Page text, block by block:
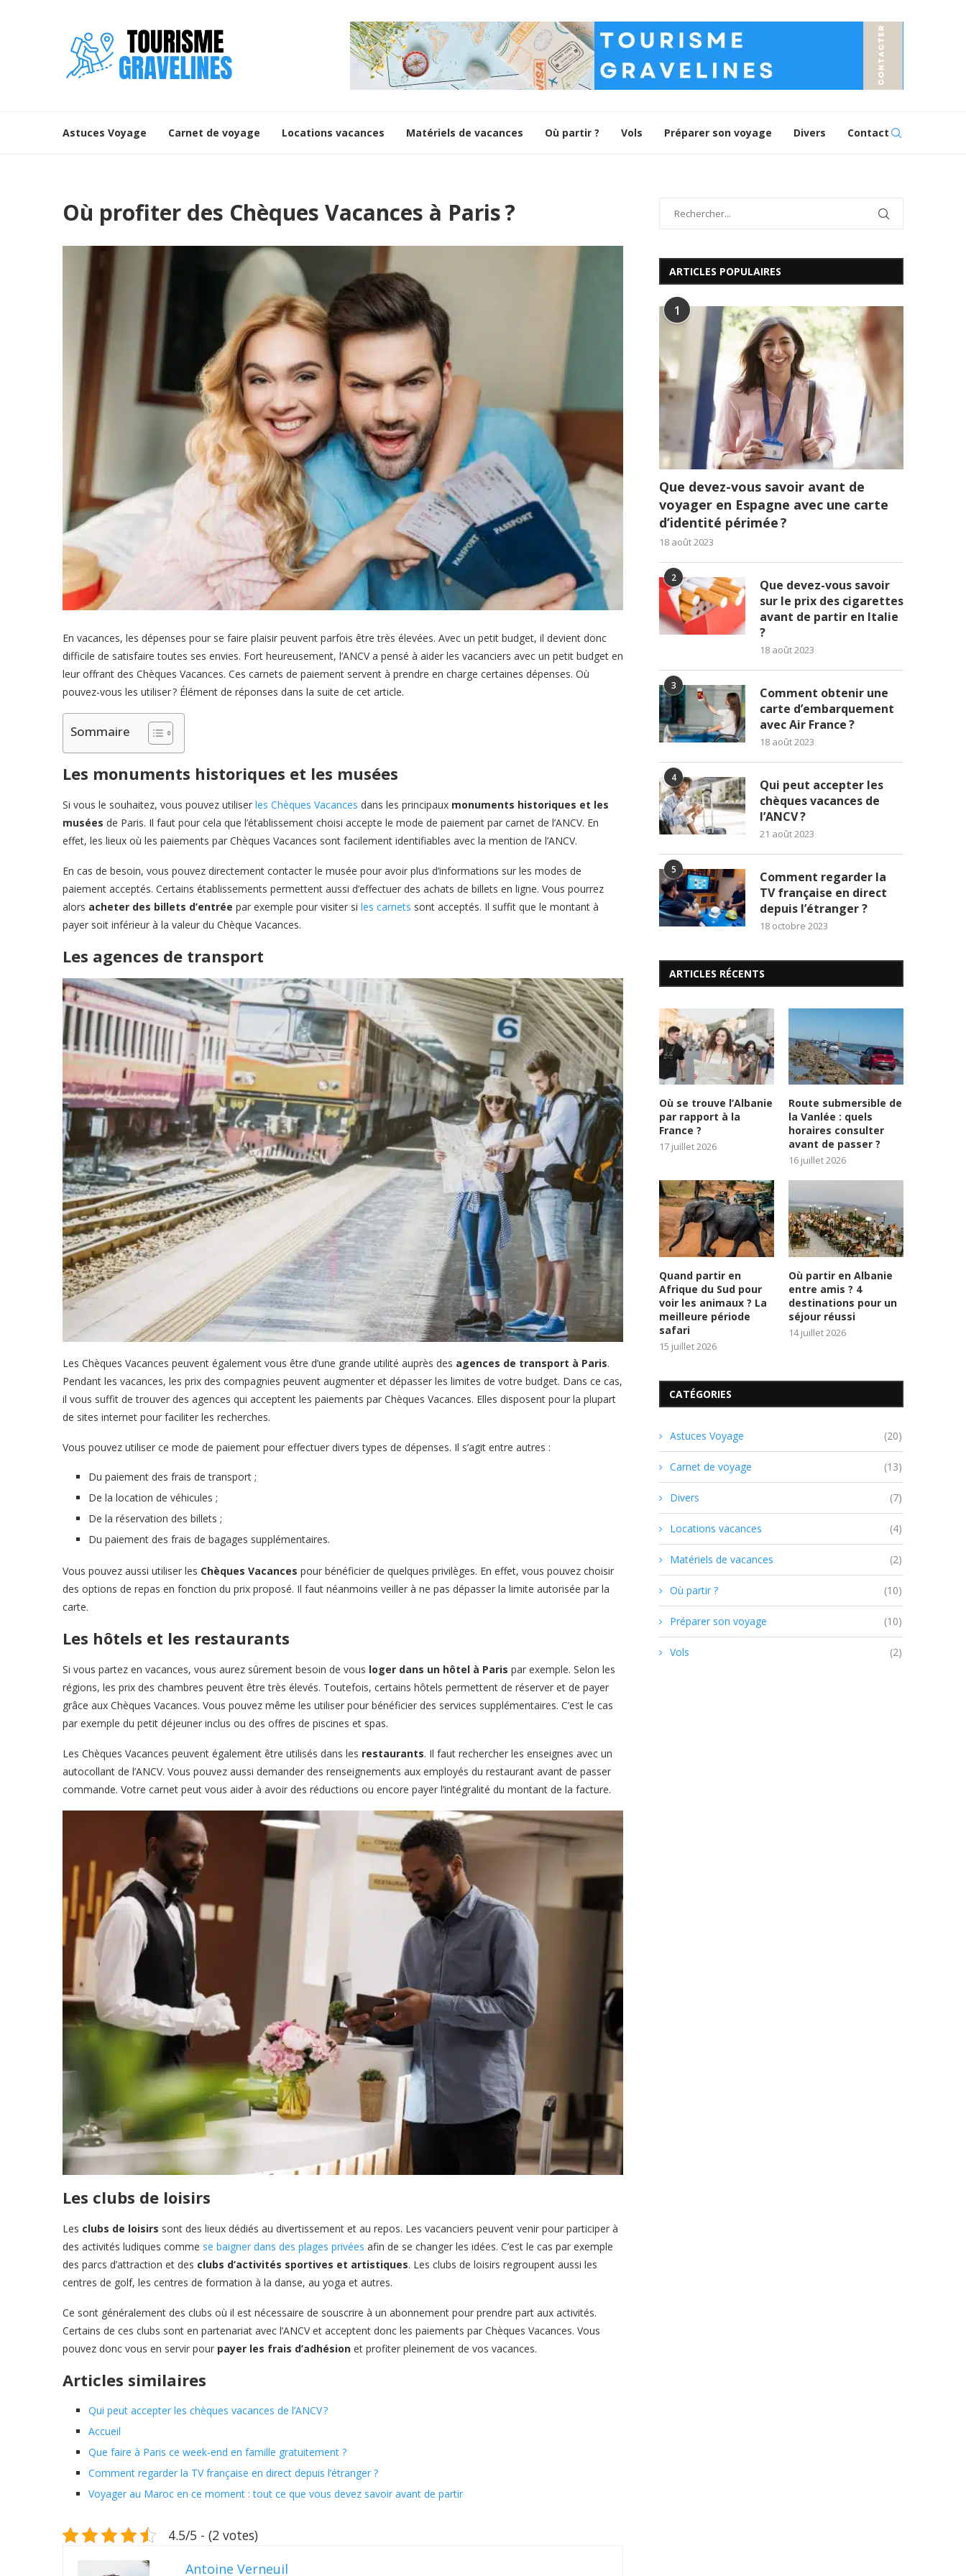
Astuces Voyage Carnet de voyage Locations vacances Matériels de vacances Où partir ? Vols Préparer son voyage Divers Contact
Où profiter des Chèques Vacances à Paris ?
En vacances, les dépenses pour se faire plaisir peuvent parfois être très élevées. Avec un petit budget, il devient donc
difficile de satisfaire toutes ses envies. Fort heureusement, l’ANCV a pensé à aider les vacanciers avec un petit budget en
leur offrant des Chèques Vacances. Ces carnets de paiement servent à prendre en charge certaines dépenses. Où
pouvez-vous les utiliser ? Élément de réponses dans la suite de cet article.
Sommaire
Les monuments historiques et les musées
Si vous le souhaitez, vous pouvez utiliser les Chèques Vacances dans les principaux monuments historiques et les
musées de Paris. Il faut pour cela que l’établissement choisi accepte le mode de paiement par carnet de l’ANCV. En
effet, les lieux où les paiements par Chèques Vacances sont facilement identifiables avec la mention de l’ANCV.
En cas de besoin, vous pouvez directement contacter le musée pour avoir plus d’informations sur les modes de
paiement acceptés. Certains établissements permettent aussi d’effectuer des achats de billets en ligne. Vous pourrez
alors acheter des billets d’entrée par exemple pour visiter si les carnets sont acceptés. Il suffit que le montant à
payer soit inférieur à la valeur du Chèque Vacances.
Les agences de transport
Les Chèques Vacances peuvent également vous être d’une grande utilité auprès des agences de transport à Paris.
Pendant les vacances, les prix des compagnies peuvent augmenter et dépasser les limites de votre budget. Dans ce cas,
il vous suffit de trouver des agences qui acceptent les paiements par Chèques Vacances. Elles disposent pour la plupart
de sites internet pour faciliter les recherches.
Vous pouvez utiliser ce mode de paiement pour effectuer divers types de dépenses. Il s’agit entre autres :
Du paiement des frais de transport ;
De la location de véhicules ;
De la réservation des billets ;
Du paiement des frais de bagages supplémentaires.
Vous pouvez aussi utiliser les Chèques Vacances pour bénéficier de quelques privilèges. En effet, vous pouvez choisir
des options de repas en fonction du prix proposé. Il faut néanmoins veiller à ne pas dépasser la limite autorisée par la
carte.
Les hôtels et les restaurants
Si vous partez en vacances, vous aurez sûrement besoin de vous loger dans un hôtel à Paris par exemple. Selon les
régions, les prix des chambres peuvent être très élevés. Toutefois, certains hôtels permettent de réserver et de payer
grâce aux Chèques Vacances. Vous pouvez même les utiliser pour bénéficier des services supplémentaires. C’est le cas
par exemple du petit déjeuner inclus ou des offres de piscines et spas.
Les Chèques Vacances peuvent également être utilisés dans les restaurants. Il faut rechercher les enseignes avec un
autocollant de l’ANCV. Vous pouvez aussi demander des renseignements aux employés du restaurant avant de passer
commande. Votre carnet peut vous aider à avoir des réductions ou encore payer l’intégralité du montant de la facture.
Les clubs de loisirs
Les clubs de loisirs sont des lieux dédiés au divertissement et au repos. Les vacanciers peuvent venir pour participer à
des activités ludiques comme se baigner dans des plages privées afin de se changer les idées. C’est le cas par exemple
des parcs d’attraction et des clubs d’activités sportives et artistiques. Les clubs de loisirs regroupent aussi les
centres de golf, les centres de formation à la danse, au yoga et autres.
Ce sont généralement des clubs où il est nécessaire de souscrire à un abonnement pour prendre part aux activités.
Certains de ces clubs sont en partenariat avec l’ANCV et acceptent donc les paiements par Chèques Vacances. Vous
pouvez donc vous en servir pour payer les frais d’adhésion et profiter pleinement de vos vacances.
Articles similaires
Qui peut accepter les chèques vacances de l’ANCV ?
Accueil
Que faire à Paris ce week-end en famille gratuitement ?
Comment regarder la TV française en direct depuis l’étranger ?
Voyager au Maroc en ce moment : tout ce que vous devez savoir avant de partir
4.5/5 - (2 votes)
Antoine Verneuil
ARTICLES POPULAIRES
1
Que devez-vous savoir avant de
voyager en Espagne avec une carte
d’identité périmée ?
18 août 2023
2
Que devez-vous savoir
sur le prix des cigarettes
avant de partir en Italie
?
18 août 2023
3
Comment obtenir une
carte d’embarquement
avec Air France ?
18 août 2023
4
Qui peut accepter les
chèques vacances de
l’ANCV ?
21 août 2023
5
Comment regarder la
TV française en direct
depuis l’étranger ?
18 octobre 2023
ARTICLES RÉCENTS
Où se trouve l’Albanie
par rapport à la
France ?
17 juillet 2026
Route submersible de
la Vanlée : quels
horaires consulter
avant de passer ?
16 juillet 2026
Quand partir en
Afrique du Sud pour
voir les animaux ? La
meilleure période
safari
15 juillet 2026
Où partir en Albanie
entre amis ? 4
destinations pour un
séjour réussi
14 juillet 2026
CATÉGORIES
Astuces Voyage (20)
Carnet de voyage (13)
Divers (7)
Locations vacances (4)
Matériels de vacances (2)
Où partir ? (10)
Préparer son voyage (10)
Vols (2)